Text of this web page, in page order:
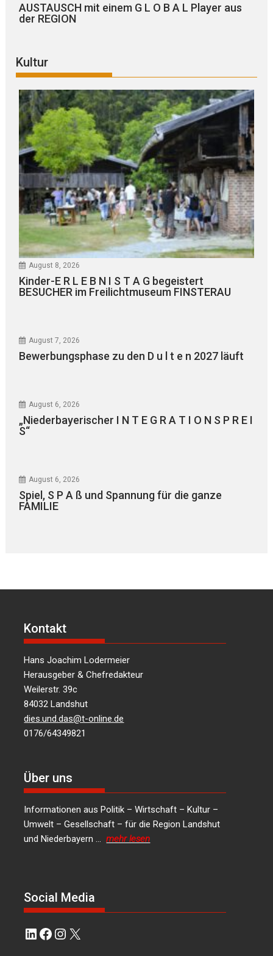
AUSTAUSCH mit einem G L O B A L Player aus
der REGION
Kultur
August 8, 2026
Kinder-E R L E B N I S T A G begeistert
BESUCHER im Freilichtmuseum FINSTERAU
August 7, 2026
Bewerbungsphase zu den D u l t e n 2027 läuft
August 6, 2026
„Niederbayerischer I N T E G R A T I O N S P R E I
S“
August 6, 2026
Spiel, S P A ß und Spannung für die ganze
FAMILIE
Kontakt
Hans Joachim Lodermeier
Herausgeber & Chefredakteur
Weilerstr. 39c
84032 Landshut
dies.und.das@t-online.de
0176/64349821
Über uns
Informationen aus Politik – Wirtschaft – Kultur –
Umwelt – Gesellschaft – für die Region Landshut
und Niederbayern …mehr lesen
Social Media
LinkedIn
Facebook
Instagram
X